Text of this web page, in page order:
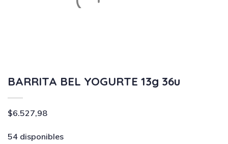
BARRITA BEL YOGURTE 13g 36u
$6.527,98
54 disponibles